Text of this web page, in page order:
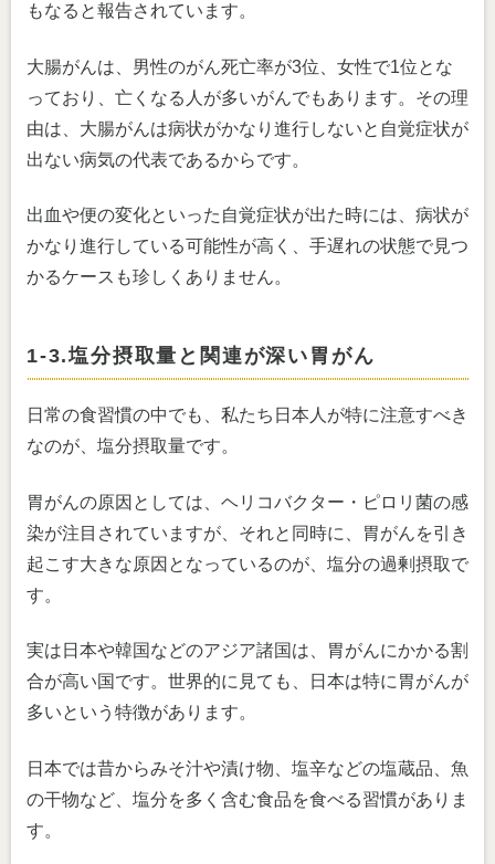
もなると報告されています。
大腸がんは、男性のがん死亡率が3位、女性で1位とな
っており、亡くなる人が多いがんでもあります。その理
由は、大腸がんは病状がかなり進行しないと自覚症状が
出ない病気の代表であるからです。
出血や便の変化といった自覚症状が出た時には、病状が
かなり進行している可能性が高く、手遅れの状態で見つ
かるケースも珍しくありません。
1-3.塩分摂取量と関連が深い胃がん
日常の食習慣の中でも、私たち日本人が特に注意すべき
なのが、塩分摂取量です。
胃がんの原因としては、ヘリコバクター・ピロリ菌の感
染が注目されていますが、それと同時に、胃がんを引き
起こす大きな原因となっているのが、塩分の過剰摂取で
す。
実は日本や韓国などのアジア諸国は、胃がんにかかる割
合が高い国です。世界的に見ても、日本は特に胃がんが
多いという特徴があります。
日本では昔からみそ汁や漬け物、塩辛などの塩蔵品、魚
の干物など、塩分を多く含む食品を食べる習慣がありま
す。